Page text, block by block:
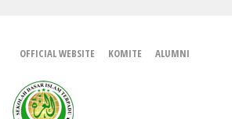
OFFICIAL WEBSITE KOMITE ALUMNI